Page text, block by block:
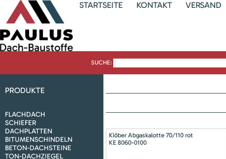
STARTSEITE KONTAKT VERSAND
SUCHE:
PRODUKTE
FLACHDACH
SCHIEFER
DACHPLATTEN
BITUMENSCHINDELN
BETON-DACHSTEINE
TON-DACHZIEGEL
Klöber Abgaskalotte 70/110 rot
KE 8060-0100